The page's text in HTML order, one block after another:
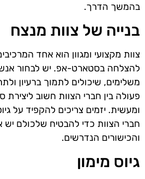
בהמשך הדרך.
בנייה של צוות מנצח
צוות מקצועי ומגוון הוא אחד
להצלחה בסטארט-אפ. יש לבחור
משלימים, שיכולים לתמוך ברעיון
פעולה בין חברי הצוות חשוב ליצירת
ומעשית. יזמים צריכים להקפיד על
חברי הצוות כדי להבטיח שלכולם יש
והכישורים הנדרשים.
גיוס מימון